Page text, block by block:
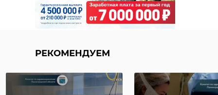
РЕКОМЕНДУЕМ